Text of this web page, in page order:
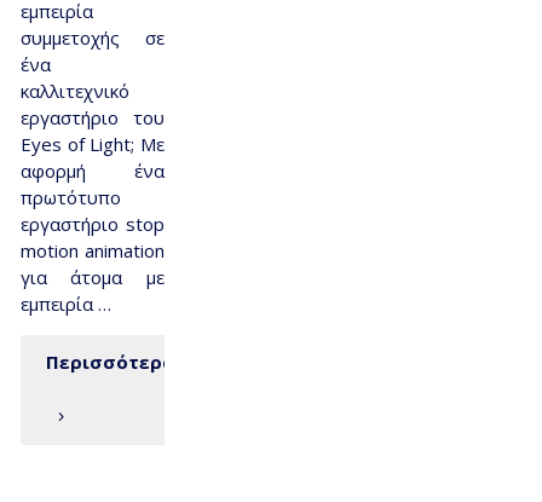
εμπειρία
συμμετοχής σε
ένα
καλλιτεχνικό
εργαστήριο του
Eyes of Light; Με
αφορμή ένα
πρωτότυπο
εργαστήριο stop
motion animation
για άτομα με
εμπειρία …
Περισσότερα